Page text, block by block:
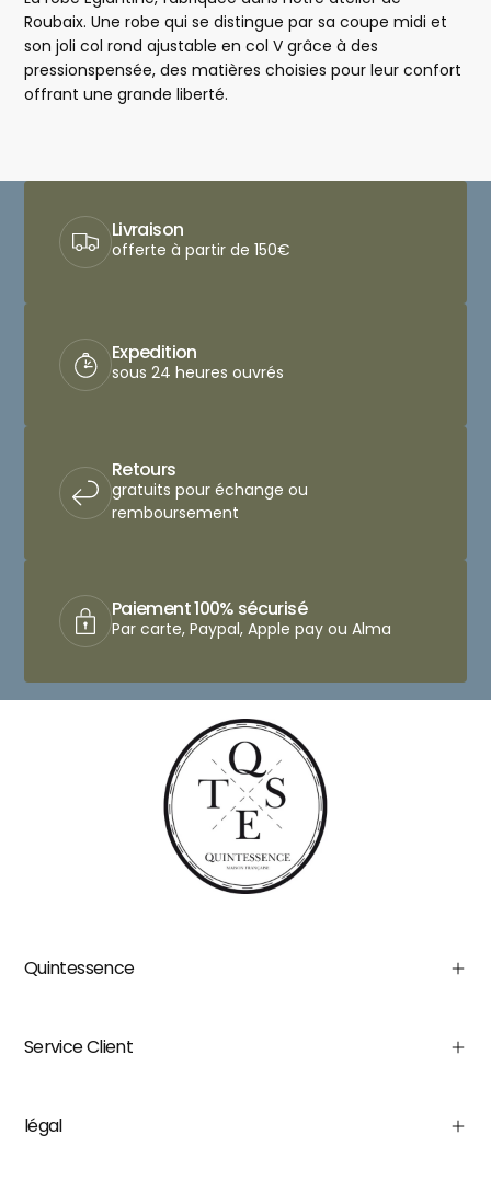
Roubaix. Une robe qui se distingue par sa coupe midi et
son joli col rond ajustable en col V grâce à des
pressionspensée, des matières choisies pour leur confort
offrant une grande liberté.
Livraison
offerte à partir de 150€
Expedition
sous 24 heures ouvrés
Retours
gratuits pour échange ou
remboursement
Paiement 100% sécurisé
Par carte, Paypal, Apple pay ou Alma
Quintessence
Service Client
légal